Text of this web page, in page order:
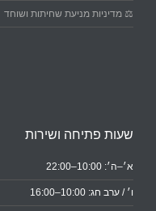
⚖️ מדיניות מניעת שחיתות ושוחד
שעות פתיחה ושירות
א׳–ה׳: 10:00–22:00
ו׳ / ערב חג: 10:00–16:00